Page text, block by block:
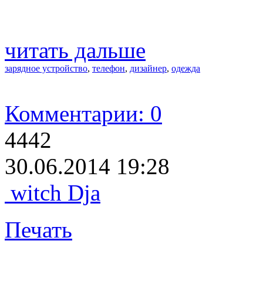
читать дальше
зарядное устройство, телефон, дизайнер, одежда
Комментарии: 0
4442
30.06.2014 19:28
witch Dja
Печать